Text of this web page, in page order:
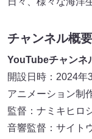
チャンネル概要
YouTubeチャンネ
開設日時：2024年
アニメーション制
監督：ナミキヒロ
音響監督：サイト